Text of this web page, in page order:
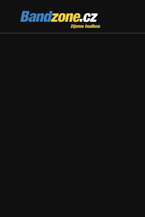
Bandzone.cz
žijeme hudbou